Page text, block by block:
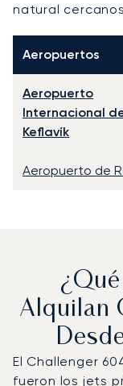
natural
Aeropuertos
Aeropuerto
Internacional
Keflavík
Aeropuerto de
Alquilan
El Challenger
fueron los jets